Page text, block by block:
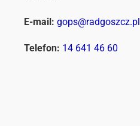
E-mail: gops@radgoszcz.pl
Telefon: 14 641 46 60